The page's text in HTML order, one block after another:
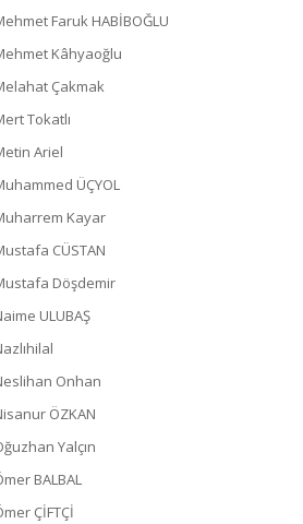
Faruk HABİBOĞLU
Kâhyaoğlu
Çakmak
Tokatlı
Ariel
ÜÇYOL
Kayar
CÜSTAN
Döşdemir
ULUBAŞ
Onhan
ÖZKAN
Yalçın
BALBAL
ÇİFTÇİ